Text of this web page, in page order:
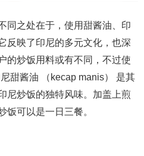
同之处在于，使用甜酱油、印
反映了印尼的多元文化，也深
的炒饭用料或有不同，不过使
甜酱油 ‍（kecap manis） 是其
尼炒饭的独特风味。加盖上煎
饭可以是一日三餐。